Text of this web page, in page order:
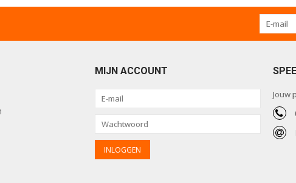
MIJN ACCOUNT
Jouw